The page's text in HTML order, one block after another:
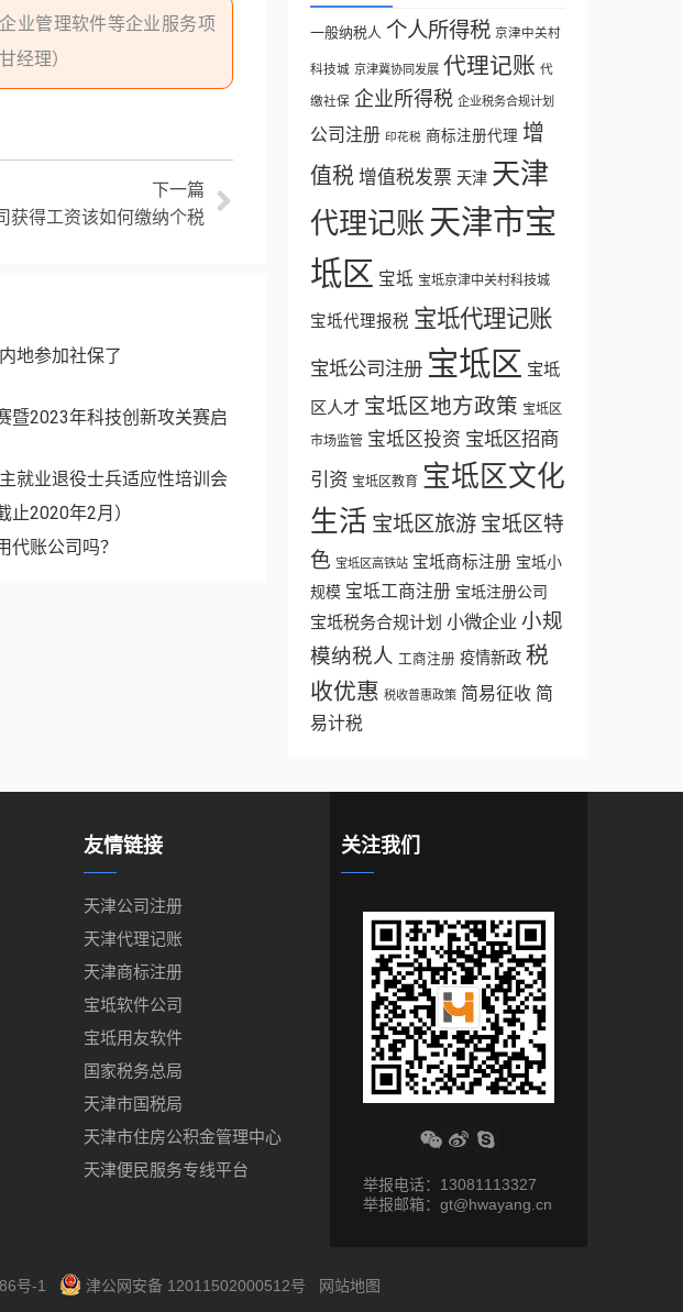
业管理软件等企业服务项
甘经理）
下一篇
获得工资该如何缴纳个税
地参加社保了
暨2023年科技创新攻关赛启
就业退役士兵适应性培训会
止2020年2月）
代账公司吗？
一般纳税人 个人所得税 京津中关村
科技城 京津冀协同发展 代理记账 代
缴社保 企业所得税 企业税务合规计划
公司注册 印花税 商标注册代理 增
值税 增值税发票 天津 天津
代理记账 天津市宝
坻区 宝坻 宝坻京津中关村科技城
宝坻代理报税 宝坻代理记账
宝坻公司注册 宝坻区 宝坻
区人才 宝坻区地方政策 宝坻区
市场监管 宝坻区投资 宝坻区招商
引资 宝坻区教育 宝坻区文化
生活 宝坻区旅游 宝坻区特
色 宝坻区高铁站 宝坻商标注册 宝坻小
规模 宝坻工商注册 宝坻注册公司
宝坻税务合规计划 小微企业 小规
模纳税人 工商注册 疫情新政 税
收优惠 税收普惠政策 简易征收 简
易计税
友情链接
天津公司注册
天津代理记账
天津商标注册
宝坻软件公司
宝坻用友软件
国家税务总局
天津市国税局
天津市住房公积金管理中心
天津便民服务专线平台
关注我们
举报电话：13081113327
举报邮箱：gt@hwayang.cn
号-1 津公网安备 12011502000512号 网站地图